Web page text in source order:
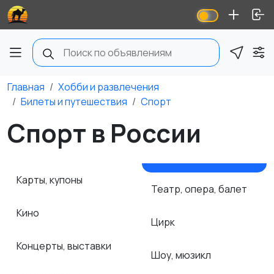
Главная
Хобби и развлечения
Билеты и путешествия
Спорт
Спорт в России
Карты, купоны
Кино
Концерты, выставки
Театр, опера, балет
Цирк
Шоу, мюзикл